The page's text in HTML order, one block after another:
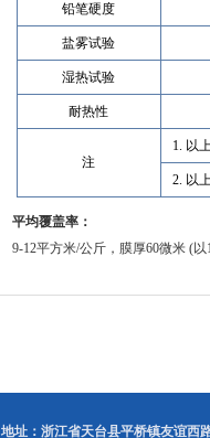
铅笔硬度
盐雾试验
湿热试验
耐热性
注
1. 以
2. 以
平均覆盖率：
9-12平方米/公斤，膜厚60微米 (
地址：浙江省天台县平桥镇友谊西